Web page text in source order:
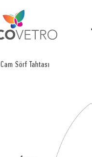
Cam Sörf Tahtası